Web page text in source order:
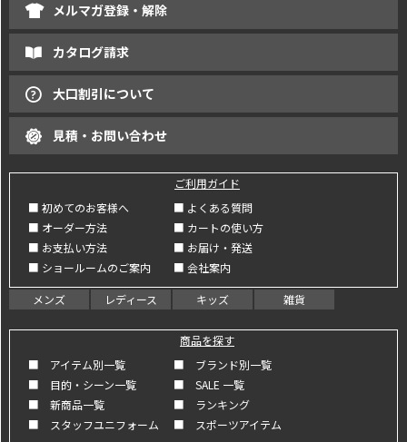
メルマガ登録・解除
カタログ請求
大口割引について
見積・お問い合わせ
ご利用ガイド
■ 初めてのお客様へ
■ よくある質問
■ オーダー方法
■ カートの使い方
■ お支払い方法
■ お届け・発送
■ ショールームのご案内
■ 会社案内
メンズ レディース キッズ 雑貨
商品を探す
■ アイテム別一覧
■ ブランド別一覧
■ 目的・シーン一覧
■ SALE 一覧
■ 新商品一覧
■ ランキング
■ スタッフユニフォーム
■ スポーツアイテム